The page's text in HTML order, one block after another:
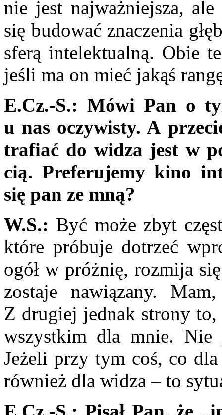
nie jest najważniejsza,
się budować znaczenia
sferą intelektualną. Obie
jeśli ma on mieć ja­kąś
E.Cz.-S.: Mówi Pan o
u nas oczywisty. A
trafiać do wi­dza jest w
cią. Preferujemy kino
się pan ze mną?
W.S.: Być może zbyt
które próbuje do­trzeć
ogół w próżnię, rozmija
zostaje nawiąza­ny.
Z drugiej jednak strony to,
wszystkim dla mnie. Nie
Jeżeli przy tym coś, co
również dla widza – to